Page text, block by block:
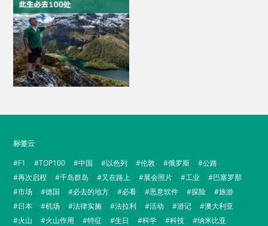
标签云
F1
TOP100 中国 以色列 伦敦 俄罗斯
公路
再次启程
千岛群岛 又在路上 展会照片 工业
巴塞罗那
市场
德国 必去的地方 必看 恶意软件 探险
旅游
日本
机场 法律实施 法拉利 活动 游记
澳大利亚
火山
火山作用 特征 生日 科学 科技
纳米比亚